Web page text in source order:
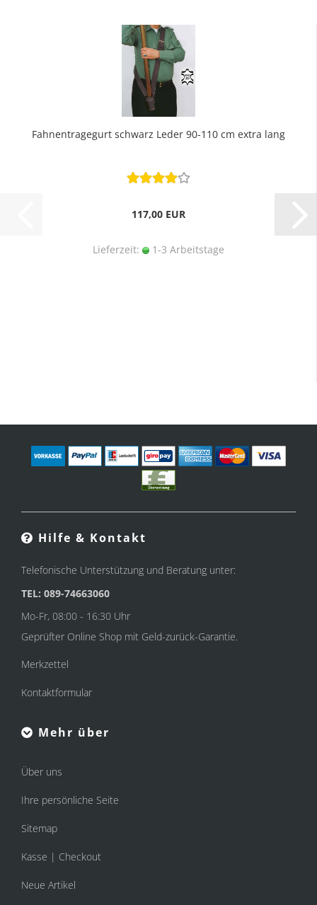
Fahnentragegurt schwarz Leder 90-110 cm extra lang
117,00 EUR
Lieferzeit: 1-3 Arbeitstage
Hilfe & Kontakt
Telefonische Unterstützung und Beratung unter:
TEL: 089-74663060
Mo-Fr, 08:00 - 16:30 Uhr
Geprüfter Online Shop mit Geld-zurück-Garantie.
Merkzettel
Kontaktformular
Mehr über
Über uns
Ihre persönliche Seite
Sitemap
Kasse | Checkout
Neue Artikel